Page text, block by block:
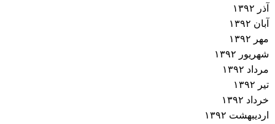
آذر ۱۳۹۲
آبان ۱۳۹۲
مهر ۱۳۹۲
شهریور ۱۳۹۲
مرداد ۱۳۹۲
تیر ۱۳۹۲
خرداد ۱۳۹۲
اردیبهشت ۱۳۹۲